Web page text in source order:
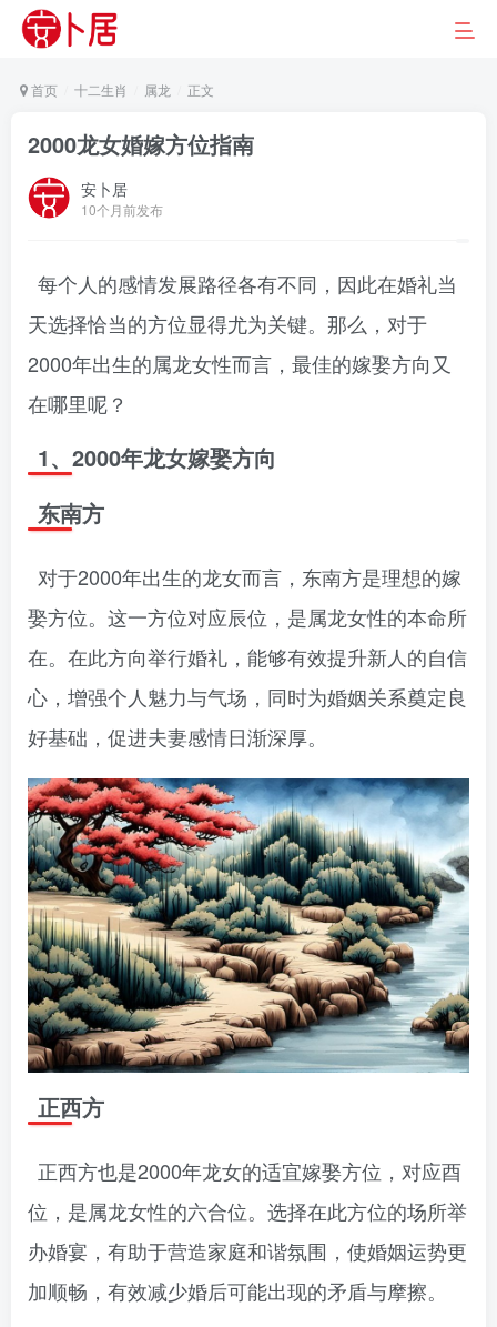
首页 十二生肖 属龙 正文
2000龙女婚嫁方位指南
安卜居
10个月前发布
每个人的感情发展路径各有不同，因此在婚礼当
天选择恰当的方位显得尤为关键。那么，对于
2000年出生的属龙女性而言，最佳的嫁娶方向又
在哪里呢？
1、2000年龙女嫁娶方向
东南方
对于2000年出生的龙女而言，东南方是理想的嫁
娶方位。这一方位对应辰位，是属龙女性的本命所
在。在此方向举行婚礼，能够有效提升新人的自信
心，增强个人魅力与气场，同时为婚姻关系奠定良
好基础，促进夫妻感情日渐深厚。
正西方
正西方也是2000年龙女的适宜嫁娶方位，对应酉
位，是属龙女性的六合位。选择在此方位的场所举
办婚宴，有助于营造家庭和谐氛围，使婚姻运势更
加顺畅，有效减少婚后可能出现的矛盾与摩擦。